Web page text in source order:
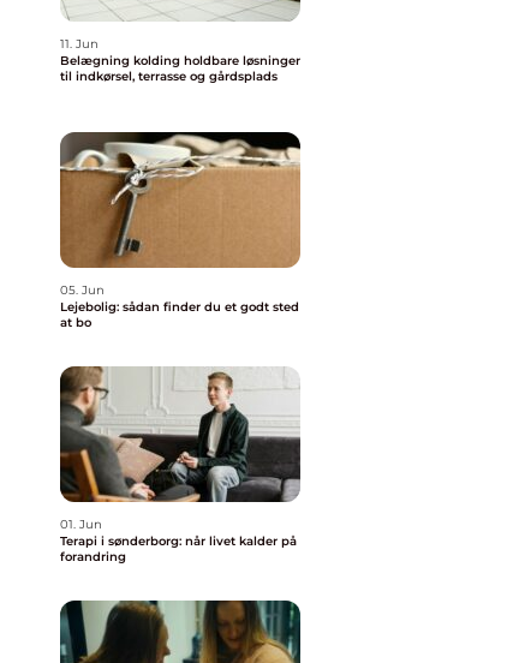
11. Jun
Belægning kolding holdbare løsninger
til indkørsel, terrasse og gårdsplads
05. Jun
Lejebolig: sådan finder du et godt sted
at bo
01. Jun
Terapi i sønderborg: når livet kalder på
forandring